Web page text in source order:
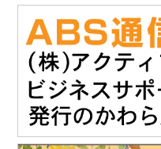
「建設技術フェア2025 in 中
開催日時：12月4日（木）10
12月5日（金）10時～16時
会場：ポートメッセなごや
主催：建設技術フェアin中部
詳細は建設技術フェア2025
https://www.kgf-chubu.com
https://www.teikoku-eng.co.jp